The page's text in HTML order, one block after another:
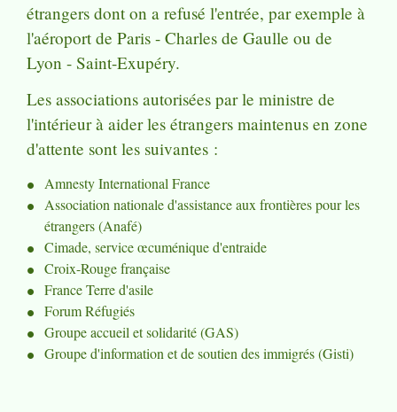
étrangers dont on a refusé l'entrée, par exemple à
l'aéroport de Paris - Charles de Gaulle ou de
Lyon - Saint-Exupéry.
Les associations autorisées par le ministre de
l'intérieur à aider les étrangers maintenus en zone
d'attente sont les suivantes :
Amnesty International France
Association nationale d'assistance aux frontières pour les
étrangers (Anafé)
Cimade, service œcuménique d'entraide
Croix-Rouge française
France Terre d'asile
Forum Réfugiés
Groupe accueil et solidarité (GAS)
Groupe d'information et de soutien des immigrés (Gisti)